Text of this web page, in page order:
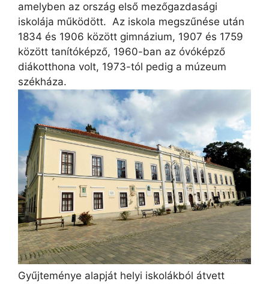
amelyben az ország első mezőgazdasági
iskolája működött. Az iskola megszűnése után
1834 és 1906 között gimnázium, 1907 és 1759
között tanítóképző, 1960-ban az óvóképző
diákotthona volt, 1973-tól pedig a múzeum
székháza.
Gyűjteménye alapját helyi iskolákból átvett